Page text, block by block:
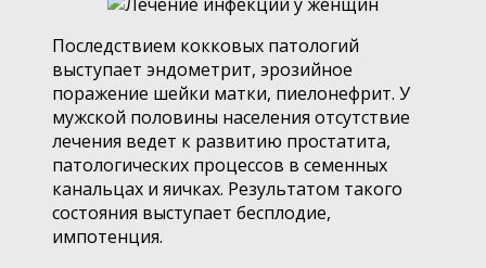
Последствием кокковых патологий
выступает эндометрит, эрозийное
поражение шейки матки, пиелонефрит. У
мужской половины населения отсутствие
лечения ведет к развитию простатита,
патологических процессов в семенных
канальцах и яичках. Результатом такого
состояния выступает бесплодие,
импотенция.